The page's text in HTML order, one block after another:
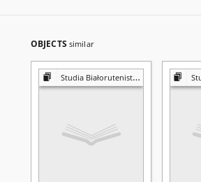
OBJECTS similar
Studia Białorutenistyczne